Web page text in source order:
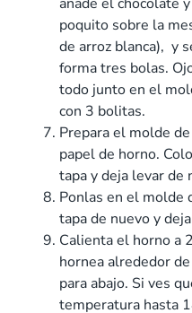
poquito sobre la
de arroz blanca), y
forma tres bolas.
todo junto en el
con 3 bolitas.
Prepara el molde
papel de horno.
tapa y deja levar de
Ponlas en el molde
tapa de nuevo y
Calienta el horno a
hornea alrededor
para abajo. Si ves
temperatura hasta